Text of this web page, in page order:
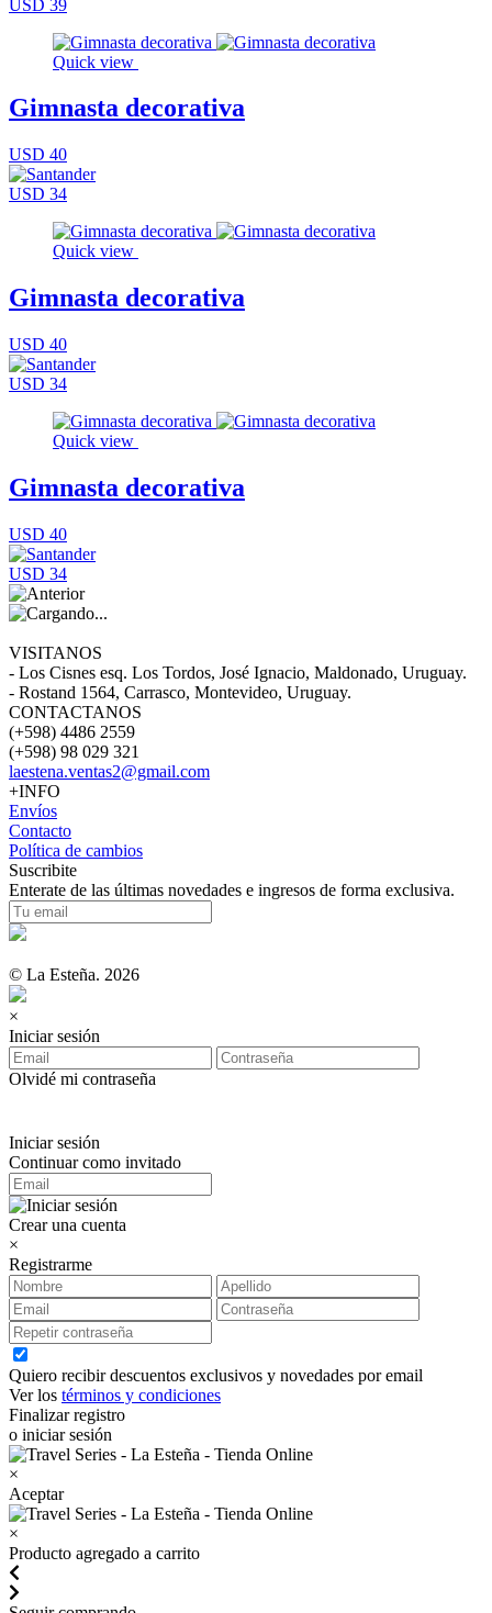
USD 39
Quick view
Gimnasta decorativa
USD 40
USD 34
Quick view
Gimnasta decorativa
USD 40
USD 34
Quick view
Gimnasta decorativa
USD 40
USD 34
VISITANOS
- Los Cisnes esq. Los Tordos, José Ignacio, Maldonado, Uruguay.
- Rostand 1564, Carrasco, Montevideo, Uruguay.
CONTACTANOS
(+598) 4486 2559
(+598) 98 029 321
laestena.ventas2@gmail.com
+INFO
Envíos
Contacto
Política de cambios
Suscribite
Enterate de las últimas novedades e ingresos de forma exclusiva.
© La Esteña. 2026
×
Iniciar sesión
Olvidé mi contraseña
Iniciar sesión
Continuar como invitado
Crear una cuenta
×
Registrarme
Quiero recibir descuentos exclusivos y novedades por email
Ver los términos y condiciones
Finalizar registro
o iniciar sesión
×
Aceptar
×
Producto agregado a carrito